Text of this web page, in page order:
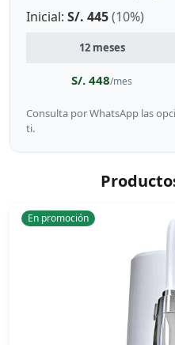
Inicial: S/. 445(10%)
12 meses
S/. 448/mes
Consulta por WhatsApp las
ti.
En promoción